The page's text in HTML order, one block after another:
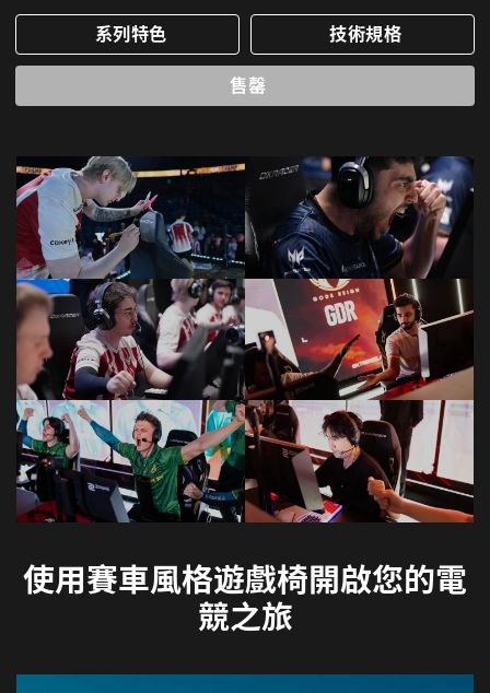
系列特色 技術規格
售罄
使用賽車風格遊戲椅開啟您的電
競之旅